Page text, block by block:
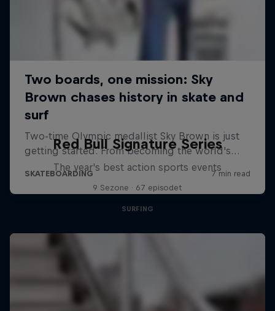
Red Bull Signature Series
The year's best action sports events
9 Sezone · 67 episodet
SURFING